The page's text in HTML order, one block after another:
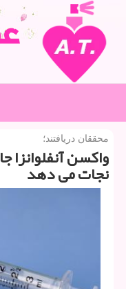
محققان دریافتند؛
واكسن آنفلوانزا
نجات می دهد